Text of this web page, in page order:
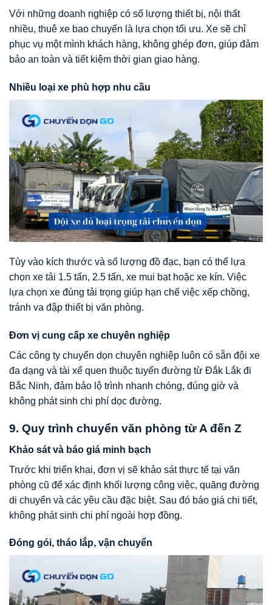
Với những doanh nghiệp có số lượng thiết bị, nội thất
nhiều, thuê xe bao chuyến là lựa chọn tối ưu. Xe sẽ chỉ
phục vụ một mình khách hàng, không ghép đơn, giúp đảm
bảo an toàn và tiết kiệm thời gian giao hàng.
Nhiều loại xe phù hợp nhu cầu
Tùy vào kích thước và số lượng đồ đạc, bạn có thể lựa
chọn xe tải 1.5 tấn, 2.5 tấn, xe mui bạt hoặc xe kín. Việc
lựa chọn xe đúng tải trọng giúp hạn chế việc xếp chồng,
tránh va đập thiết bị văn phòng.
Đơn vị cung cấp xe chuyên nghiệp
Các công ty chuyển dọn chuyên nghiệp luôn có sẵn đội xe
đa dạng và tài xế quen thuộc tuyến đường từ Đắk Lắk đi
Bắc Ninh, đảm bảo lộ trình nhanh chóng, đúng giờ và
không phát sinh chi phí dọc đường.
9. Quy trình chuyển văn phòng từ A đến Z
Khảo sát và báo giá minh bạch
Trước khi triển khai, đơn vị sẽ khảo sát thực tế tại văn
phòng cũ để xác định khối lượng công việc, quãng đường
di chuyển và các yêu cầu đặc biệt. Sau đó báo giá chi tiết,
không phát sinh chi phí ngoài hợp đồng.
Đóng gói, tháo lắp, vận chuyển